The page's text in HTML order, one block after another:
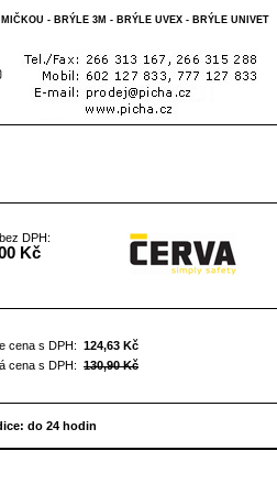
- BRÝLE 3M - BRÝLE UVEX - BRÝLE UNIVET
DPH:
Kč
cena s DPH: 124,63 Kč
cena s DPH: 130,90 Kč
do 24 hodin